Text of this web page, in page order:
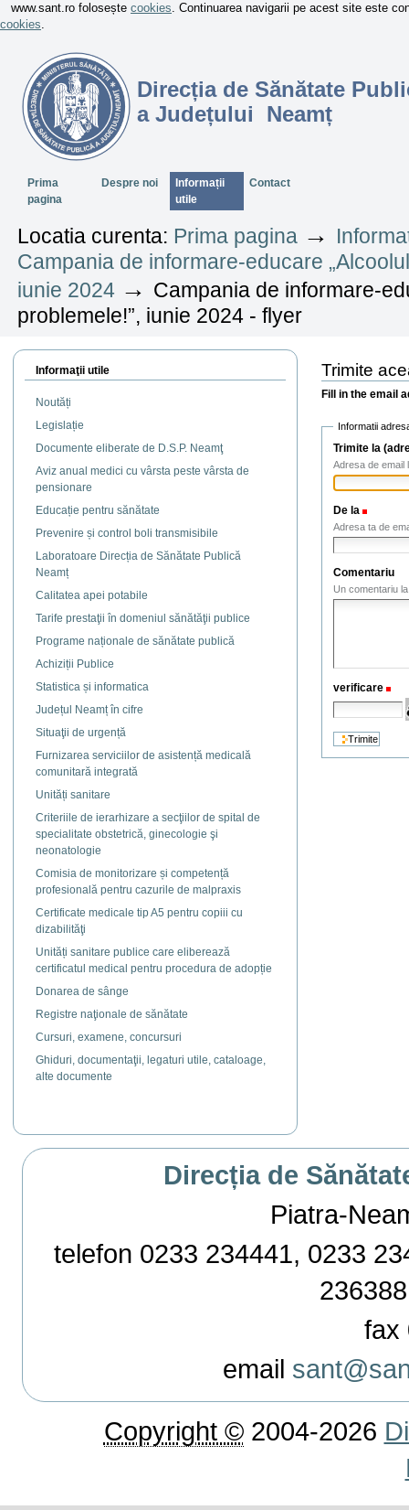
www.sant.ro folosește cookies. Continuarea navigarii pe acest site este
cookies.
Direcția de Sănătate
a Județului Neamț
SectiuniPrima
pagina
Despre noi
Informații
utile
Contact
Locatia curenta: Prima pagina →
Campania de informare-educare
iunie 2024 → Campania de informare-
problemele!”, iunie 2024 - flyer
Informaţii utile
Noutăți
Legislație
Documente eliberate de D.S.P. Neamţ
Aviz anual medici cu vârsta peste vârsta de
pensionare
Educație pentru sănătate
Prevenire și control boli transmisibile
Laboratoare Direcția de Sănătate Publică
Neamț
Calitatea apei potabile
Tarife prestaţii în domeniul sănătăţii publice
Programe naționale de sănătate publică
Achiziții Publice
Statistica și informatica
Județul Neamț în cifre
Situaţii de urgență
Furnizarea serviciilor de asistență medicală
comunitară integrată
Unități sanitare
Criteriile de ierarhizare a secţiilor de spital de
specialitate obstetrică, ginecologie şi
neonatologie
Comisia de monitorizare și competență
profesională pentru cazurile de malpraxis
Certificate medicale tip A5 pentru copiii cu
dizabilităţi
Unități sanitare publice care eliberează
certificatul medical pentru procedura de adopție
Donarea de sânge
Registre naţionale de sănătate
Cursuri, examene, concursuri
Ghiduri, documentaţii, legaturi utile, cataloage,
alte documente
Trimite
Fill in the email
Informatii
Trimite la
Adresa de email
De la
Adresa ta de
Comentariu
Un comentariu
verificare
Direcția de
Piatra-
telefon 0233 234441, 0233
fax
email
Copyright ©2004-2026